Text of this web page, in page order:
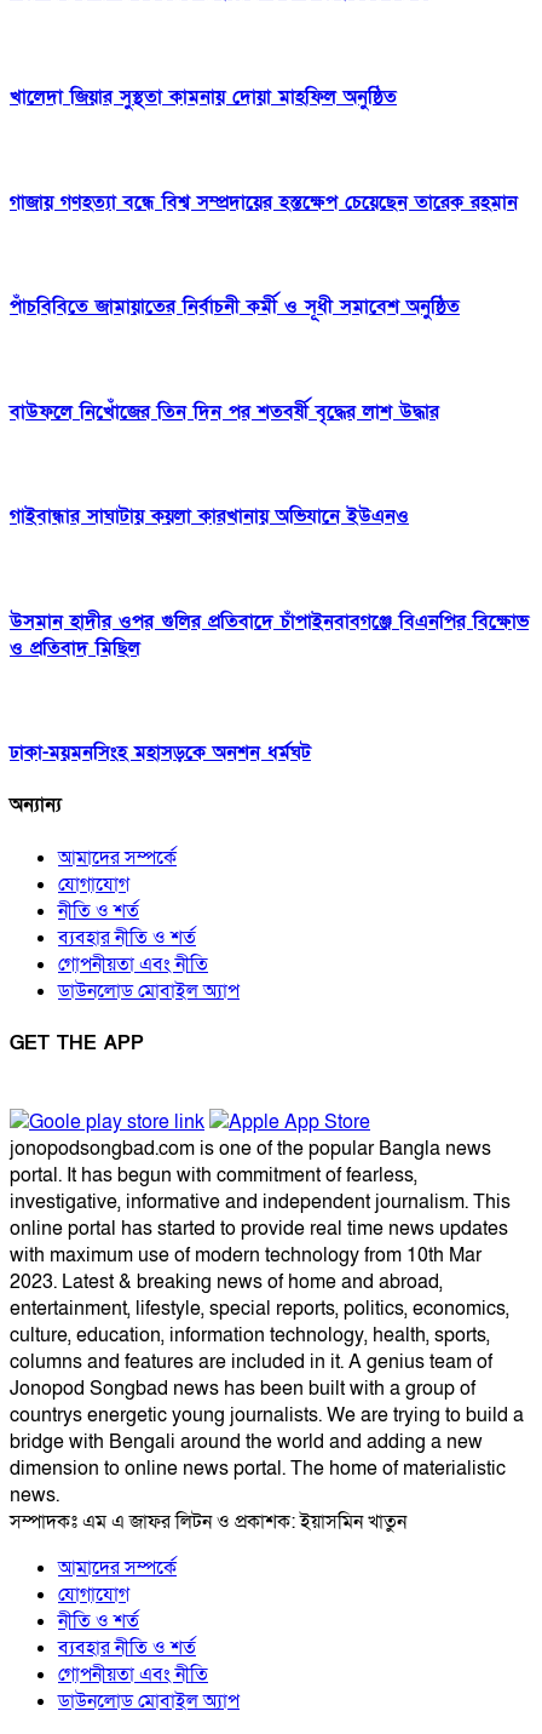
খালেদা জিয়ার সুস্থতা কামনায় দোয়া মাহফিল অনুষ্ঠিত
গাজায় গণহত্যা বন্ধে বিশ্ব সম্প্রদায়ের হস্তক্ষেপ চেয়েছেন তারেক রহমান
পাঁচবিবিতে জামায়াতের নির্বাচনী কর্মী ও সূধী সমাবেশ অনুষ্ঠিত
বাউফলে নিখোঁজের তিন দিন পর শতবর্ষী বৃদ্ধের লাশ উদ্ধার
গাইবান্ধার সাঘাটায় কয়লা কারখানায় অভিযানে ইউএনও
উসমান হাদীর ওপর গুলির প্রতিবাদে চাঁপাইনবাবগঞ্জে বিএনপির বিক্ষোভ
ও প্রতিবাদ মিছিল
ঢাকা-ময়মনসিংহ মহাসড়কে অনশন ধর্মঘট
অন্যান্য
আমাদের সম্পর্কে
যোগাযোগ
নীতি ও শর্ত
ব্যবহার নীতি ও শর্ত
গোপনীয়তা এবং নীতি
ডাউনলোড মোবাইল অ্যাপ
GET THE APP
jonopodsongbad.com is one of the popular Bangla news
portal. It has begun with commitment of fearless,
investigative, informative and independent journalism. This
online portal has started to provide real time news updates
with maximum use of modern technology from 10th Mar
2023. Latest & breaking news of home and abroad,
entertainment, lifestyle, special reports, politics, economics,
culture, education, information technology, health, sports,
columns and features are included in it. A genius team of
Jonopod Songbad news has been built with a group of
countrys energetic young journalists. We are trying to build a
bridge with Bengali around the world and adding a new
dimension to online news portal. The home of materialistic
news.
সম্পাদকঃ এম এ জাফর লিটন ও প্রকাশক: ইয়াসমিন খাতুন
আমাদের সম্পর্কে
যোগাযোগ
নীতি ও শর্ত
ব্যবহার নীতি ও শর্ত
গোপনীয়তা এবং নীতি
ডাউনলোড মোবাইল অ্যাপ